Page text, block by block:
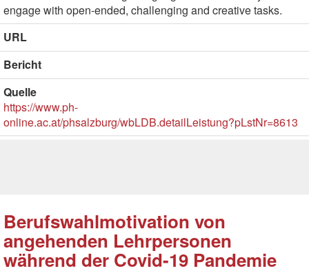
engage with open-ended, challenging and creative tasks.
URL
Bericht
Quelle
https://www.ph-
online.ac.at/phsalzburg/wbLDB.detailLeistung?pLstNr=8613
Berufswahlmotivation von
angehenden Lehrpersonen
während der Covid-19 Pandemie